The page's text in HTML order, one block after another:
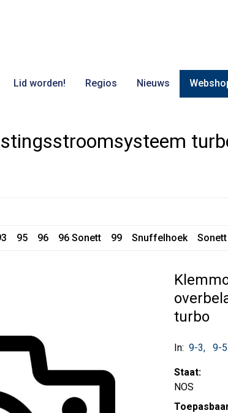
Lid worden! Regios Nieuws
95 96 96 Sonett 99 Snuffelhoek Sonett
turbo
In: 9-3 9-5
Staat:
NOS